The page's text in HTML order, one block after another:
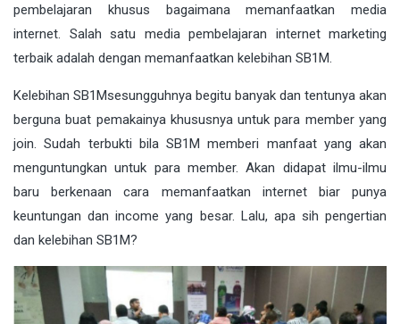
pembelajaran khusus bagaimana memanfaatkan media
internet. Salah satu media pembelajaran internet marketing
terbaik adalah dengan memanfaatkan kelebihan SB1M
Kelebihan SB1Msesungguhnya begitu banyak dan tentunya akan
berguna buat pemakainya khususnya untuk para member yang
join. Sudah terbukti bila SB1M memberi manfaat yang akan
menguntungkan untuk para member. Akan didapat ilmu-ilmu
baru berkenaan cara memanfaatkan internet biar punya
keuntungan dan income yang besar. Lalu, apa sih pengertian
dan kelebihan SB1M?